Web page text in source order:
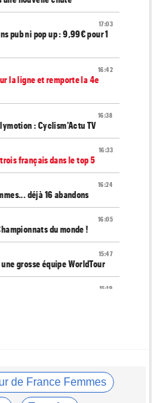
17:03
pub ni pop up : 9,99€ pour 1
16:42
la ligne et remporte la 4e
16:38
: Cyclism'Actu TV
16:33
français dans le top 5
16:24
déjà 16 abandons
16:05
du monde !
15:47
grosse équipe WorldTour
15:19
de la 7e étape du Tour
un terme à sa saison 2026
de France Femmes